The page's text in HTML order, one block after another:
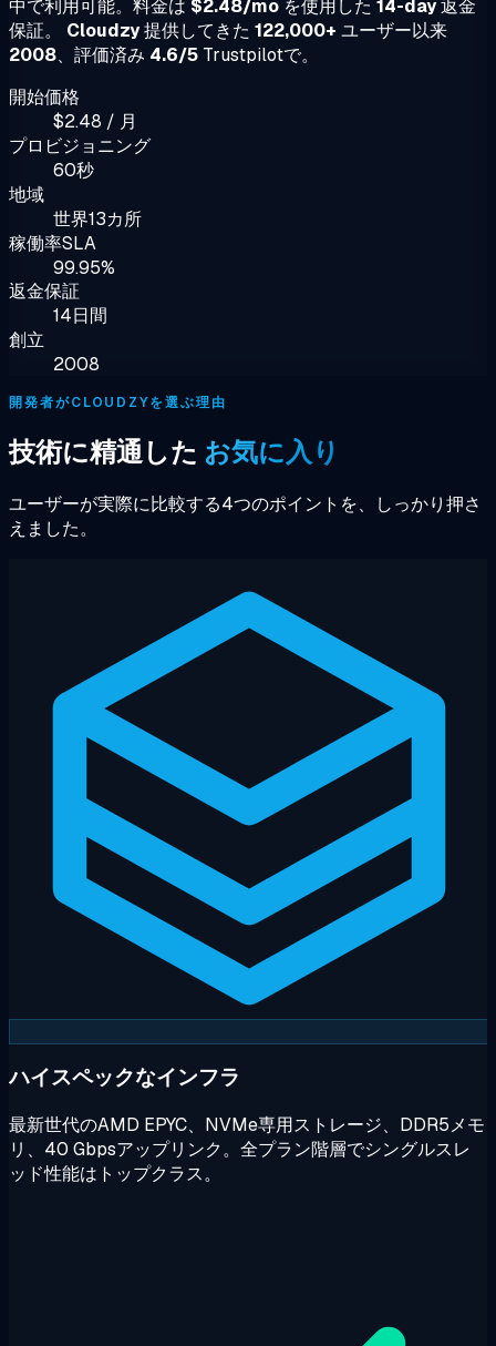
中で利用可能。料金は $2.48/mo を使用した 14-day返金
保証。 Cloudzy提供してきた 122,000+ ユーザー以来
2008、評価済み 4.6/5 Trustpilotで。
開始価格
$2.48 / 月
プロビジョニング
60秒
地域
世界13カ所
稼働率SLA
99.95%
返金保証
14日間
創立
2008
開発者がCLOUDZYを選ぶ理由
技術に精通した お気に入り
ユーザーが実際に比較する4つのポイントを、しっかり押さ
えました。
ハイスペックなインフラ
最新世代のAMD EPYC、NVMe専用ストレージ、DDR5メモ
リ、40 Gbpsアップリンク。全プラン階層でシングルスレ
ッド性能はトップクラス。